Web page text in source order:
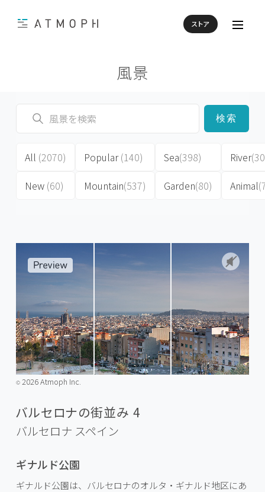
ストア
風景
検索
All (2070)
New (60)
Popular(140)
Mountain(537)
Sea(398)
Garden(80)
River
Animal
©️2026 Atmoph Inc.
バルセロナの街並み 4
バルセロナ スペイン
ギナルド公園
ギナルド公園は、バルセロナのオルタ・ギナルド地区にあ